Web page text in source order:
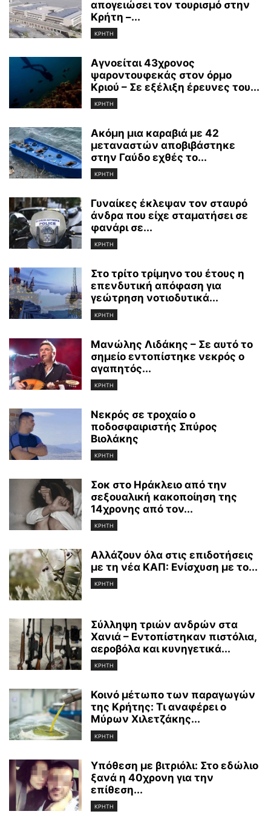
απογειώσει τον τουρισμό στην
Κρήτη –...
ΚΡΗΤΗ
Αγνοείται 43χρονος
ψαροντουφεκάς στον όρμο
Κριού – Σε εξέλιξη έρευνες του...
ΚΡΗΤΗ
Ακόμη μια καραβιά με 42
μεταναστών αποβιβάστηκε
στην Γαύδο εχθές το...
ΚΡΗΤΗ
Γυναίκες έκλεψαν τον σταυρό
άνδρα που είχε σταματήσει σε
φανάρι σε...
ΚΡΗΤΗ
Στο τρίτο τρίμηνο του έτους η
επενδυτική απόφαση για
γεώτρηση νοτιοδυτικά...
ΚΡΗΤΗ
Μανώλης Λιδάκης – Σε αυτό το
σημείο εντοπίστηκε νεκρός ο
αγαπητός...
ΚΡΗΤΗ
Νεκρός σε τροχαίο ο
ποδοσφαιριστής Σπύρος
Βιολάκης
ΚΡΗΤΗ
Σοκ στο Ηράκλειο από την
σεξουαλική κακοποίηση της
14χρονης από τον...
ΚΡΗΤΗ
Αλλάζουν όλα στις επιδοτήσεις
με τη νέα ΚΑΠ: Ενίσχυση με το...
ΚΡΗΤΗ
Σύλληψη τριών ανδρών στα
Χανιά – Εντοπίστηκαν πιστόλια,
αεροβόλα και κυνηγετικά...
ΚΡΗΤΗ
Κοινό μέτωπο των παραγωγών
της Κρήτης: Τι αναφέρει ο
Μύρων Χιλετζάκης...
ΚΡΗΤΗ
Υπόθεση με βιτριόλι: Στο εδώλιο
ξανά η 40χρονη για την
επίθεση...
ΚΡΗΤΗ